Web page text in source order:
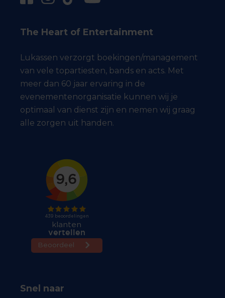
The Heart of Entertainment
Lukassen verzorgt boekingen/management
van vele topartiesten, bands en acts. Met
meer dan 60 jaar ervaring in de
evenementenorganisatie kunnen wij je
optimaal van dienst zijn en nemen wij graag
alle zorgen uit handen.
Snel naar